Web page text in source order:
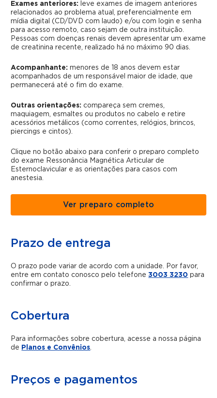
Exames anteriores:
leve exames de imagem anteriores
relacionados ao problema atual, preferencialmente em
mídia digital (CD/DVD com laudo) e/ou com login e senha
para acesso remoto, caso sejam de outra instituição.
Pessoas com doenças renais devem apresentar um exame
de creatinina recente, realizado há no máximo 90 dias.
Acompanhante: menores de 18 anos devem estar
acompanhados de um responsável maior de idade, que
permanecerá até o fim do exame.
Outras orientações: compareça sem cremes,
maquiagem, esmaltes ou produtos no cabelo e retire
acessórios metálicos (como correntes, relógios, brincos,
piercings e cintos).
Clique no botão abaixo para conferir o preparo completo
do exame Ressonância Magnética Articular de
Esternoclavicular e as orientações para casos com
anestesia.
Ver preparo completo
Prazo de entrega
O prazo pode variar de acordo com a unidade. Por favor,
entre em contato conosco pelo telefone3003 3230 para
confirmar o prazo.
Cobertura
Para informações sobre cobertura, acesse a nossa página
de Planos e Convênios.
Preços e pagamentos